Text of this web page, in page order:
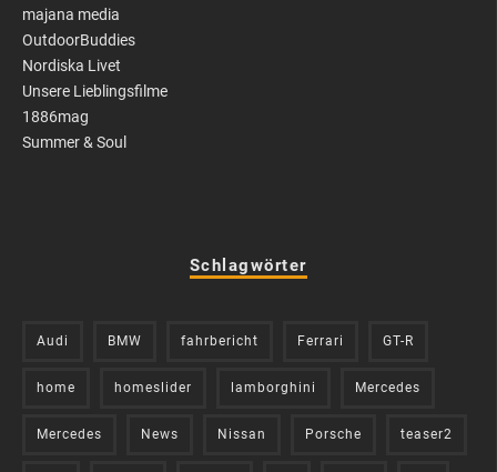
majana media
OutdoorBuddies
Nordiska Livet
Unsere Lieblingsfilme
1886mag
Summer & Soul
Schlagwörter
Audi BMW fahrbericht Ferrari GT-R
home homeslider lamborghini Mercedes
Mercedes News Nissan Porsche teaser2